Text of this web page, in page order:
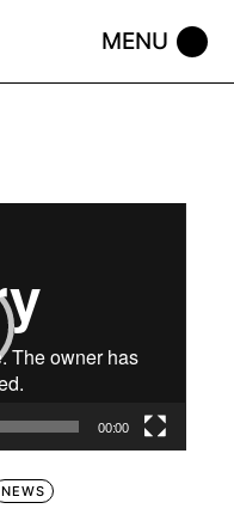
00:00
NEWS